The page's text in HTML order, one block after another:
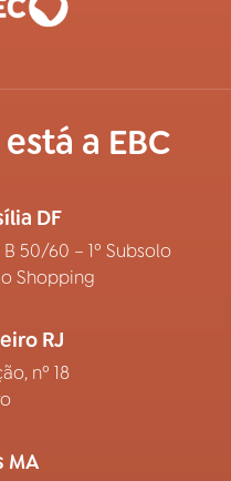
a EBC
DF
50/60 – 1º Subsolo
Shopping
RJ
nº 18
MA